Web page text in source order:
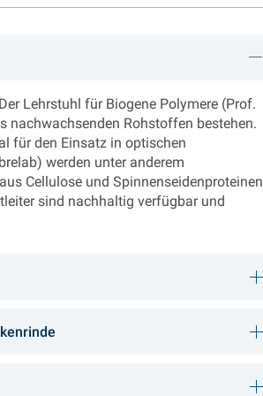
Lehrstuhl für Biogene Polymere (Prof.
nachwachsenden Rohstoffen bestehen.
für den Einsatz in optischen
werden unter anderem
Cellulose und Spinnenseidenproteinen
sind nachhaltig verfügbar und